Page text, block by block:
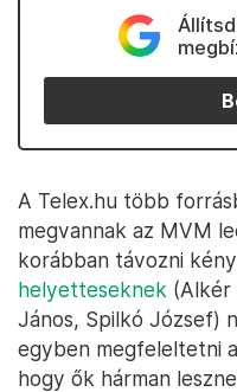
A Telex.hu több
megvannak az MVM
korábban távozni
helyetteseknek (Alkér
János, Spilkó József)
egyben megfeleltetni
hogy ők hárman